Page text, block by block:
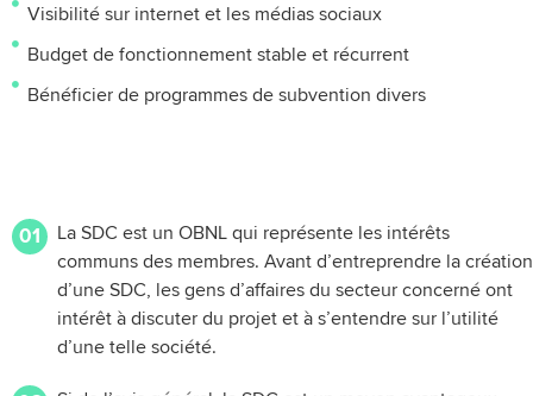
Visibilité sur internet et les médias sociaux
Budget de fonctionnement stable et récurrent
Bénéficier de programmes de subvention divers
01
La SDC est un OBNL qui représente les intérêts
communs des membres. Avant d’entreprendre la création
d’une SDC, les gens d’affaires du secteur concerné ont
intérêt à discuter du projet et à s’entendre sur l’utilité
d’une telle société.